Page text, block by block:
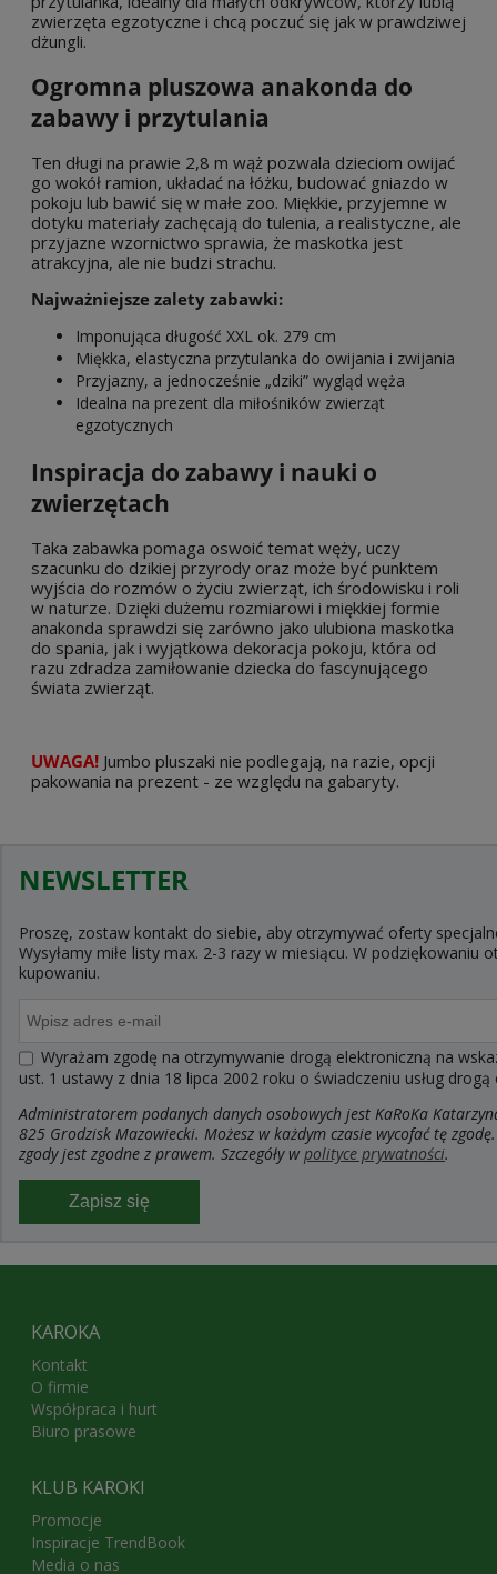
zwierzęta egzotyczne i chcą poczuć się jak w prawdziwej
dżungli.
Ogromna pluszowa anakonda do
zabawy i przytulania
Ten długi na prawie 2,8 m wąż pozwala dzieciom owijać
go wokół ramion, układać na łóżku, budować gniazdo w
pokoju lub bawić się w małe zoo. Miękkie, przyjemne w
dotyku materiały zachęcają do tulenia, a realistyczne, ale
przyjazne wzornictwo sprawia, że maskotka jest
atrakcyjna, ale nie budzi strachu.
Najważniejsze zalety zabawki:
Imponująca długość XXL ok. 279 cm
Miękka, elastyczna przytulanka do owijania i zwijania
Przyjazny, a jednocześnie „dziki” wygląd węża
Idealna na prezent dla miłośników zwierząt
egzotycznych
Inspiracja do zabawy i nauki o
zwierzętach
Taka zabawka pomaga oswoić temat węży, uczy
szacunku do dzikiej przyrody oraz może być punktem
wyjścia do rozmów o życiu zwierząt, ich środowisku i roli
w naturze. Dzięki dużemu rozmiarowi i miękkiej formie
anakonda sprawdzi się zarówno jako ulubiona maskotka
do spania, jak i wyjątkowa dekoracja pokoju, która od
razu zdradza zamiłowanie dziecka do fascynującego
świata zwierząt.
UWAGA! Jumbo pluszaki nie podlegają, na razie, opcji
pakowania na prezent - ze względu na gabaryty.
NEWSLETTER
Proszę, zostaw kontakt do siebie, aby otrzymywać oferty
Wysyłamy miłe listy max. 2-3 razy w miesiącu. W
kupowaniu.
Wyrażam zgodę na otrzymywanie drogą elektroniczną na
ust. 1 ustawy z dnia 18 lipca 2002 roku o świadczeniu usług
Administratorem podanych danych osobowych jest KaRoKa
825 Grodzisk Mazowiecki. Możesz w każdym czasie wycofać tę
zgody jest zgodne z prawem. Szczegóły wpolityce prywatności.
Zapisz się
KAROKA
Kontakt
O firmie
Współpraca i hurt
Biuro prasowe
KLUB KAROKI
Promocje
Inspiracje TrendBook
Media o nas